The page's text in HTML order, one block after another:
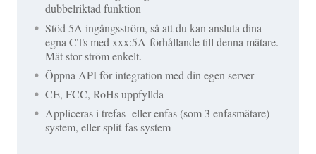
dubbelriktad funktion
Stöd 5A ingångsström, så att du kan ansluta dina
egna CTs med xxx:5A-förhållande till denna mätare.
Mät stor ström enkelt.
Öppna API för integration med din egen server
CE, FCC, RoHs uppfyllda
Appliceras i trefas- eller enfas (som 3 enfasmätare)
system, eller split-fas system